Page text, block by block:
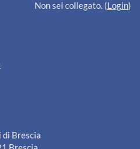
Non sei collegato. (Login)
Brescia